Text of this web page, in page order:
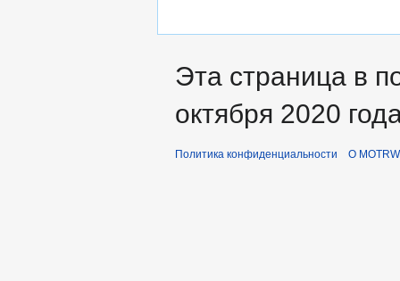
Эта страница в
октября 2020
Политика конфиденциальности О